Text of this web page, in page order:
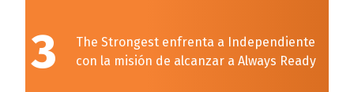
3
The Strongest enfrenta a Independiente
con la misión de alcanzar a Always Ready